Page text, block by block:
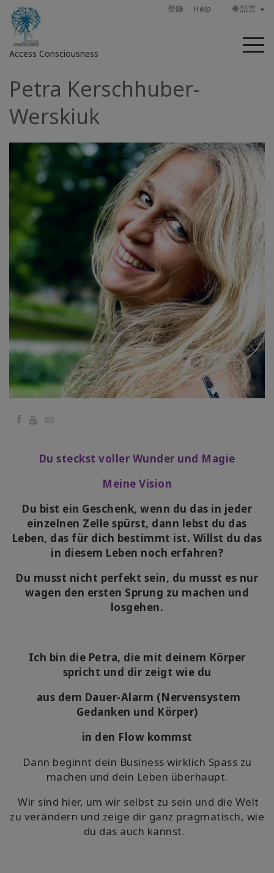
登錄 Help 🌐 語言
Access Consciousness
菜
登
您
帳
Access
Bars
地
課
師
Petra Kerschhuber-
Werskiuk
Facebook
YouTube
Email
Du steckst voller Wunder und Magie
Meine Vision
Du bist ein Geschenk, wenn du das in jeder
einzelnen Zelle spürst, dann lebst du das
Leben, das für dich bestimmt ist. Willst du das
in diesem Leben noch erfahren?
Du musst nicht perfekt sein, du musst es nur
wagen den ersten Sprung zu machen und
losgehen.
Ich bin die Petra, die mit deinem Körper
spricht und dir zeigt wie du
aus dem Dauer-Alarm (Nervensystem
Gedanken und Körper)
in den Flow kommst
Dann beginnt dein Business wirklich Spass zu
machen und dein Leben überhaupt.
Wir sind hier, um wir selbst zu sein und die Welt
zu verändern und zeige dir ganz pragmatisch, wie
du das auch kannst.